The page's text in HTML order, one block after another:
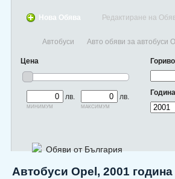
Нова Обява Редактиране на
Автобуси Авто обяви за автобуси
Цена
лв.
минимум
лв.
максимум
Гориво
Година
Обяви от България
Автобуси Opel, 2001